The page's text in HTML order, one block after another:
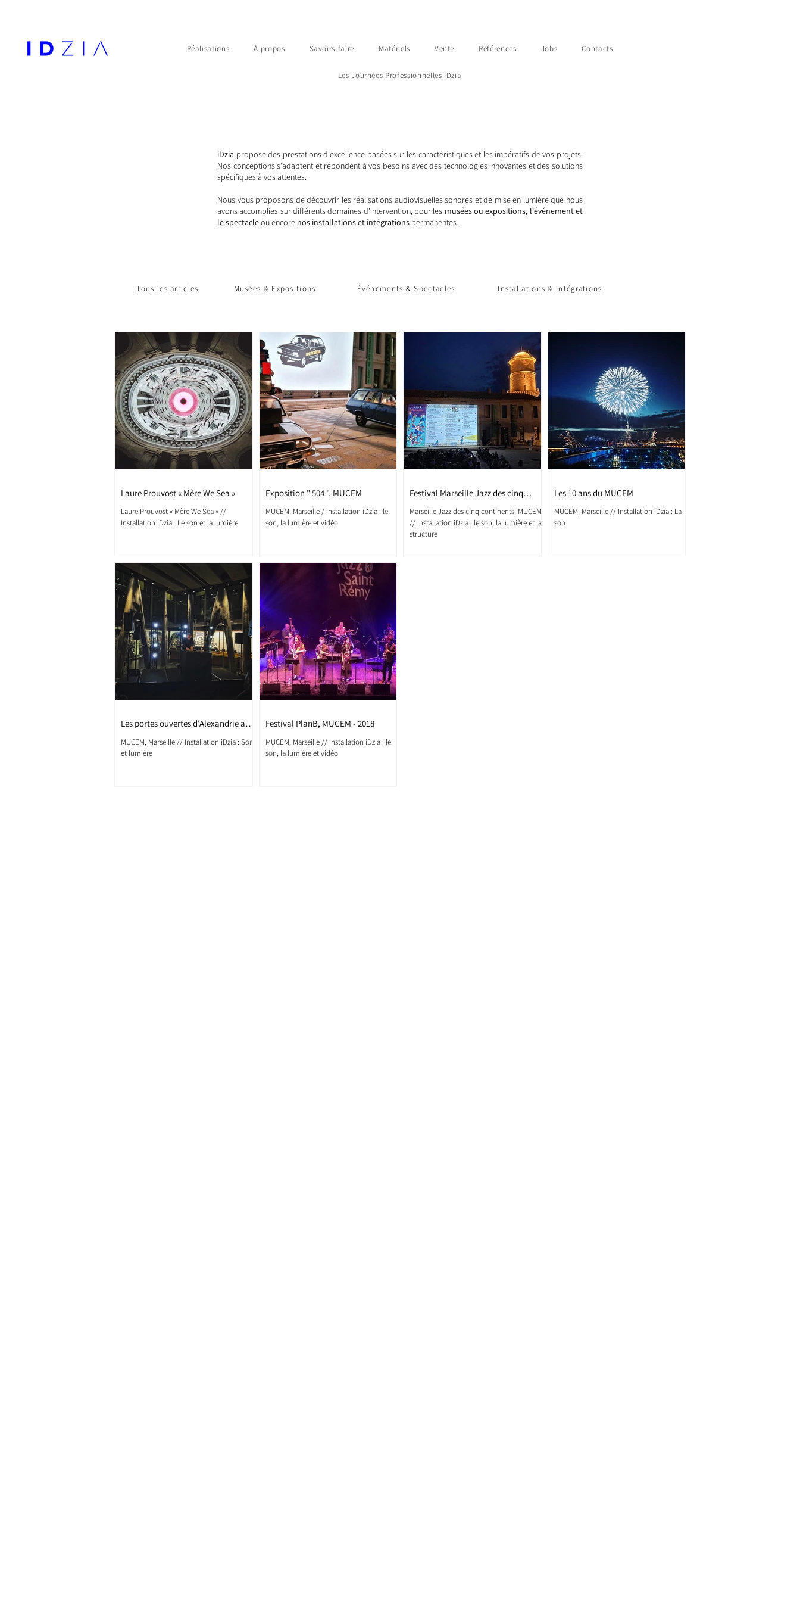
Réalisations À propos Savoirs-faire Matériels Vente Références Jobs Contacts
Les Journées Professionnelles iDzia
iDzia propose des prestations d'excellence basées sur les caractéristiques et les impératifs de vos projets.
Nos conceptions s'adaptent et répondent à vos besoins avec des technologies innovantes et des solutions
spécifiques à vos attentes.
Nous vous proposons de découvrir les réalisations audiovisuelles sonores et de mise en lumière que nous
avons accomplies sur différents domaines d'intervention, pour les musées ou expositions, l'événement et
le spectacleou encore nos installations et intégrations permanentes.
Tous les articles Musées & Expositions Événements & Spectacles Installations & Intégrations
Laure Prouvost « Mère We Sea »
Laure Prouvost « Mère We Sea » //
Installation iDzia : Le son et la lumière
Exposition " 504 ", MUCEM
MUCEM, Marseille / Installation iDzia : le
son, la lumière et vidéo
Festival Marseille Jazz des cinq
continents - 2023
Marseille Jazz des cinq continents, MUCEM
// Installation iDzia : le son, la lumière et la
structure
Les 10 ans du MUCEM
MUCEM, Marseille // Installation iDzia : La
son
Les portes ouvertes d'Alexandrie au
MUCEM, Marseille // Installation iDzia : Son
et lumière
Festival PlanB, MUCEM - 2018
MUCEM, Marseille // Installation iDzia : le
son, la lumière et vidéo